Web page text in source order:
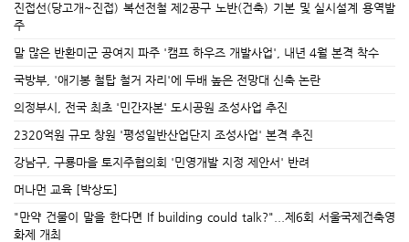
진접선(당고개~진접) 복선전철 제2공구 노반(건축) 기본 및 실시설계 용역발
주
말 많은 반환미군 공여지 파주 '캠프 하우즈 개발사업', 내년 4월 본격 착수
국방부, '애기봉 철탑 철거 자리'에 두배 높은 전망대 신축 논란
의정부시, 전국 최초 '민간자본' 도시공원 조성사업 추진
2320억원 규모 창원 '평성일반산업단지 조성사업' 본격 추진
강남구, 구룡마을 토지주협의회 '민영개발 지정 제안서' 반려
머나먼 교육 [박상도]
"만약 건물이 말을 한다면 If building could talk?"...제6회 서울국제건축영
화제 개최